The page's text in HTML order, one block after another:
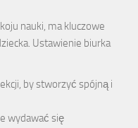
nauki, ma kluczowe
Ustawienie biurka
by stworzyć spójną i
wydawać się